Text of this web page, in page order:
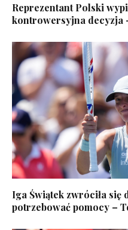
Reprezentant Polski
kontrowersyjna decyzja
Iga Świątek zwróciła się
potrzebować pomocy –